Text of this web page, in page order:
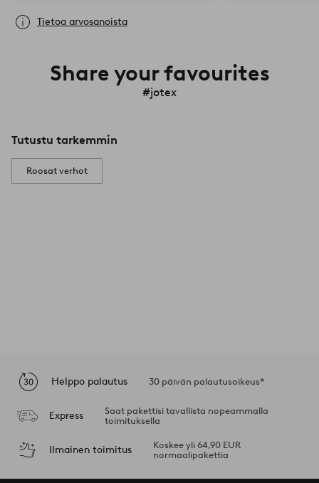
Tietoa arvosanoista
Share your favourites
#jotex
Tutustu tarkemmin
Roosat verhot
Helppo palautus 30 päivän palautusoikeus*
Express
Saat pakettisi tavallista nopeammalla
toimituksella
Ilmainen toimitus
Koskee yli 64,90 EUR
normaalipakettia